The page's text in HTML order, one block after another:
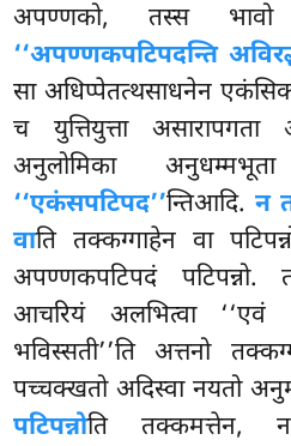
अपण्णको, तस्स
‘‘अपण्णकपटिपदन्ति
सा अधिप्पेतत्थसाधनेन
च युत्तियुत्ता असारापगता
अनुलोमिका
‘‘एकंसपटिपद’’न्तिआदि. न
वाति तक्कग्गाहेन वा
अपण्णकपटिपदं
आचरियं अलभित्वा
भविस्सती’’ति अत्तनो
पच्चक्खतो अदिस्वा नयतो
पटिपन्नोति तक्कमत्तेन,